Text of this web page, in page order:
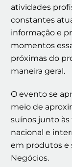
atividades
constantes
informação e
momentos
próximas do
maneira geral.
O evento se
meio de
suínos junto
nacional e
em produtos e
Negócios.